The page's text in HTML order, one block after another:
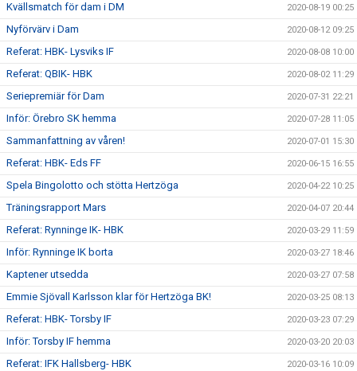
Kvällsmatch för dam i DM 2020-08-19 00:25
Nyförvärv i Dam 2020-08-12 09:25
Referat: HBK- Lysviks IF 2020-08-08 10:00
Referat: QBIK- HBK 2020-08-02 11:29
Seriepremiär för Dam 2020-07-31 22:21
Inför: Örebro SK hemma 2020-07-28 11:05
Sammanfattning av våren! 2020-07-01 15:30
Referat: HBK- Eds FF 2020-06-15 16:55
Spela Bingolotto och stötta Hertzöga 2020-04-22 10:25
Träningsrapport Mars 2020-04-07 20:44
Referat: Rynninge IK- HBK 2020-03-29 11:59
Inför: Rynninge IK borta 2020-03-27 18:46
Kaptener utsedda 2020-03-27 07:58
Emmie Sjövall Karlsson klar för Hertzöga BK! 2020-03-25 08:13
Referat: HBK- Torsby IF 2020-03-23 07:29
Inför: Torsby IF hemma 2020-03-20 20:03
Referat: IFK Hallsberg- HBK 2020-03-16 10:09